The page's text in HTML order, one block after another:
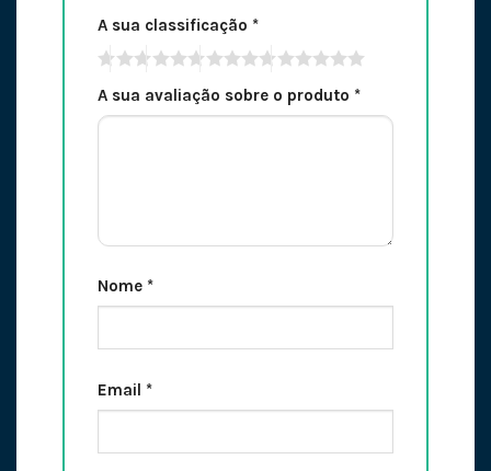
A sua classificação *
A sua avaliação sobre o produto *
Nome *
Email *